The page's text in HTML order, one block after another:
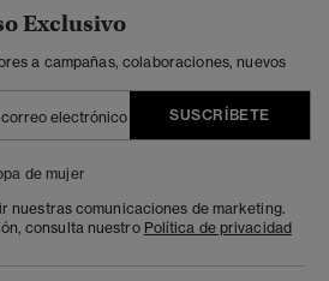
Exclusivo
a campañas, colaboraciones, nuevos
SUSCRÍBETE
de mujer
nuestras comunicaciones de marketing.
consulta nuestro Política de privacidad